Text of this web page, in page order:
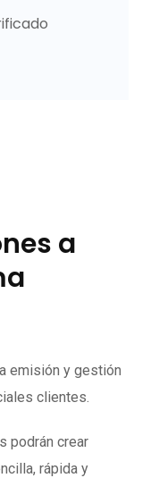
a
emisión y gestión
clientes.
podrán crear
rápida y